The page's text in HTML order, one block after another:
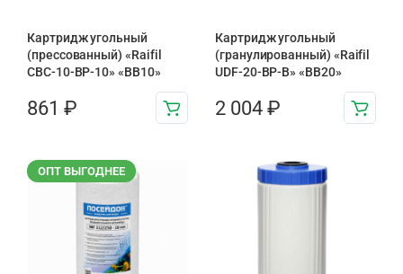
Картридж угольный
(прессованный) «Raifil
CBC-10-BP-10» «BB10»
861 ₽
Картридж угольный
(гранулированный) «Raifil
UDF-20-BP-B» «BB20»
2 004 ₽
ОПТ ВЫГОДНЕЕ